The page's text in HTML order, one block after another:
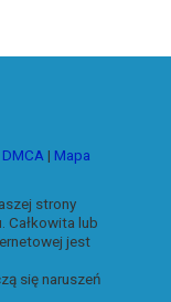
DMCA| Mapa
strony
Całkowita lub
jest
się naruszeń